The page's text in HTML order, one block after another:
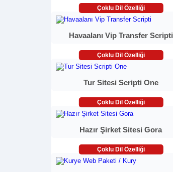
Çoklu Dil Özelliği
Havaalanı Vip Transfer Scripti
Çoklu Dil Özelliği
Tur Sitesi Scripti One
Çoklu Dil Özelliği
Hazır Şirket Sitesi Gora
Çoklu Dil Özelliği